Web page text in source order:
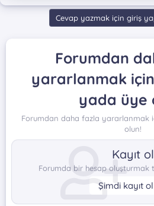
Cevap yazmak için giriş
Forumdan
yararlanmak
yada üye
Forumdan daha fazla yararlanmak
olun!
Kayıt ol
Forumda bir hesap oluşturmak
Şimdi kayıt ol